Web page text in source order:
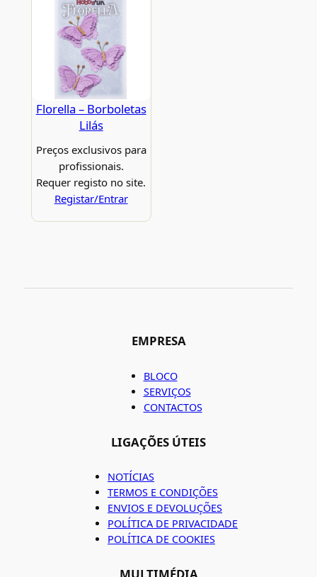
Florella – Borboletas
Lilás
Preços exclusivos para
profissionais.
Requer registo no site.
Registar/Entrar
EMPRESA
BLOCO
SERVIÇOS
CONTACTOS
LIGAÇÕES ÚTEIS
NOTÍCIAS
TERMOS E CONDIÇÕES
ENVIOS E DEVOLUÇÕES
POLÍTICA DE PRIVACIDADE
POLÍTICA DE COOKIES